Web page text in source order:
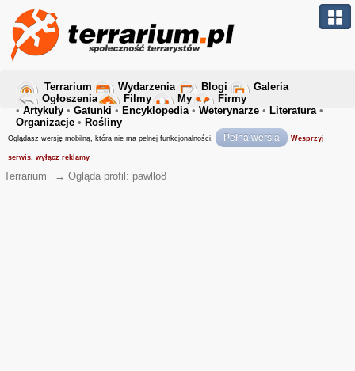
Terrarium Wydarzenia Blogi
Galeria
Ogłoszenia
Filmy My
Firmy
• Artykuły • Gatunki • Encyklopedia• Weterynarze • Literatura•
Organizacje • Rośliny
Oglądasz wersję mobilną, która nie ma pełnej funkcjonalności. Pełna wersja Wesprzyj
serwis, wyłącz reklamy
Terrarium → Ogląda profil: pawllo8